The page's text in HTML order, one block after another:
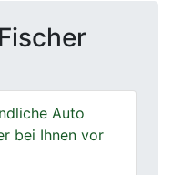
Auto
bei Ihnen vor